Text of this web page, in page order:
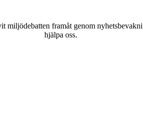
framåt genom
hjälpa oss.